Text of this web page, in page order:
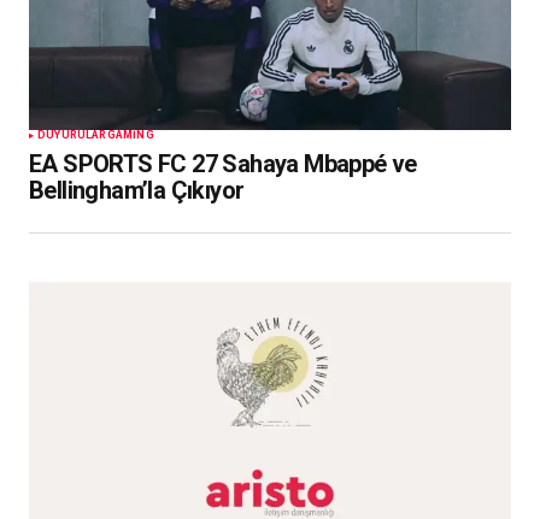
DUYURULAR GAMING
EA SPORTS FC 27 Sahaya Mbappé ve
Bellingham’la Çıkıyor